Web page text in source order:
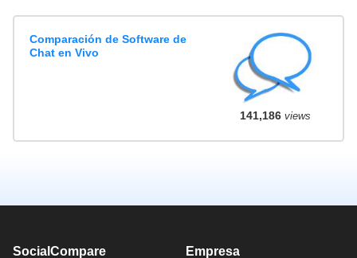
Comparación de Software de
Chat en Vivo
141,186views
SocialCompare Empresa